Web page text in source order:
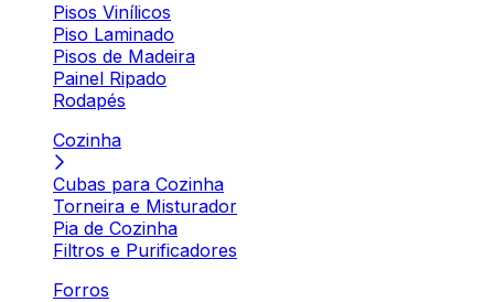
Pisos Vinílicos
Piso Laminado
Pisos de Madeira
Painel Ripado
Rodapés
Cozinha
Cubas para Cozinha
Torneira e Misturador
Pia de Cozinha
Filtros e Purificadores
Forros